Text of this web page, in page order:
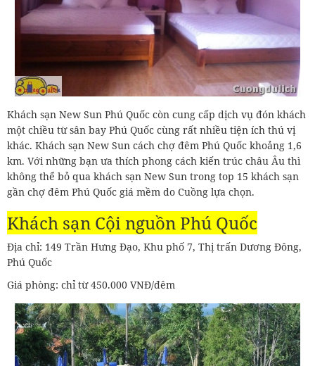
Khách sạn New Sun Phú Quốc còn cung cấp dịch vụ đón khách
một chiều từ sân bay Phú Quốc cùng rất nhiều tiện ích thú vị
khác. Khách sạn New Sun cách chợ đêm Phú Quốc khoảng 1,6
km. Với những bạn ưa thích phong cách kiến trúc châu Âu thì
không thể bỏ qua khách sạn New Sun trong top 15 khách sạn
gần chợ đêm Phú Quốc giá mềm do Cuồng lựa chọn.
Khách sạn Cội nguồn Phú Quốc
Địa chỉ: 149 Trần Hưng Đạo, Khu phố 7, Thị trấn Dương Đông,
Phú Quốc
Giá phòng: chỉ từ 450.000 VNĐ/đêm